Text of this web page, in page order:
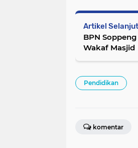
Artikel
BPN
Wakaf Masjid
Pendidikan
komentar